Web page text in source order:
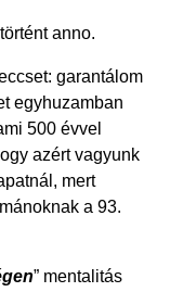
anno.
garantálom
egyhuzamban
500 évvel
azért vagyunk
mert
a 93.
” mentalitás